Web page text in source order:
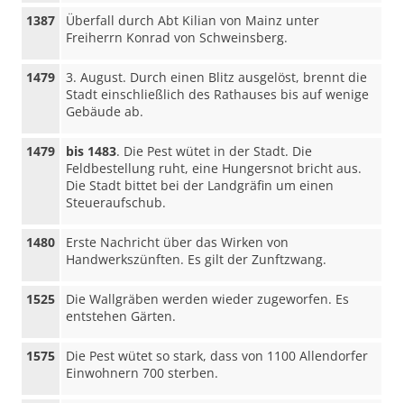
1387
Überfall durch Abt Kilian von Mainz unter
Freiherrn Konrad von Schweinsberg.
1479
3. August. Durch einen Blitz ausgelöst, brennt die
Stadt einschließlich des Rathauses bis auf wenige
Gebäude ab.
1479 bis 1483. Die Pest wütet in der Stadt. Die
Feldbestellung ruht, eine Hungersnot bricht aus.
Die Stadt bittet bei der Landgräfin um einen
Steueraufschub.
1480
Erste Nachricht über das Wirken von
Handwerkszünften. Es gilt der Zunftzwang.
1525
Die Wallgräben werden wieder zugeworfen. Es
entstehen Gärten.
1575
Die Pest wütet so stark, dass von 1100 Allendorfer
Einwohnern 700 sterben.